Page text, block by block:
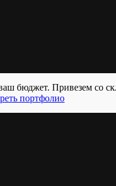
бюджет. Привезем со
портфолио